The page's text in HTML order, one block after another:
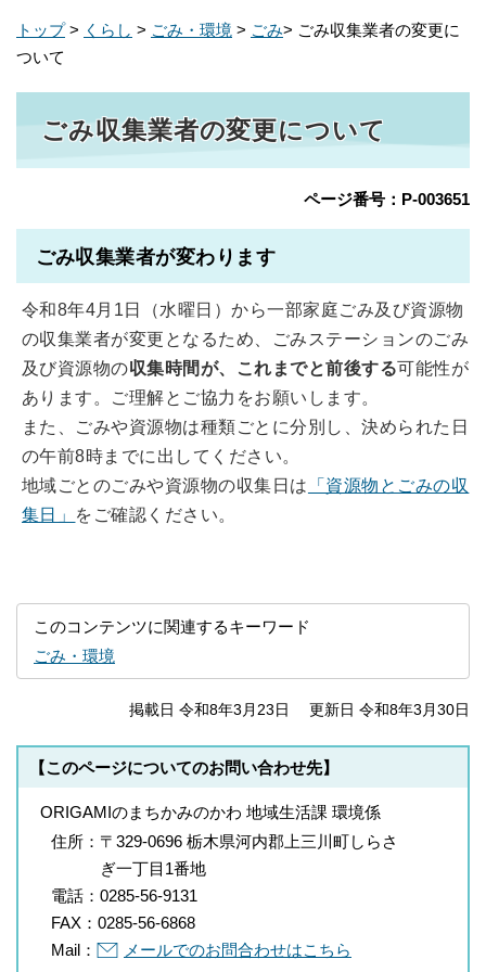
トップ> くらし > ごみ・環境 > ごみ> ごみ収集業者の変更に
ついて
ごみ収集業者の変更について
ページ番号：P-003651
ごみ収集業者が変わります
令和8年4月1日（水曜日）から一部家庭ごみ及び資源物
の収集業者が変更となるため、ごみステーションのごみ
及び資源物の収集時間が、これまでと前後する可能性が
あります。ご理解とご協力をお願いします。
また、ごみや資源物は種類ごとに分別し、決められた日
の午前8時までに出してください。
地域ごとのごみや資源物の収集日は
「資源物とごみの収
集日」 をご確認ください。
このコンテンツに関連するキーワード
ごみ・環境
掲載日 令和8年3月23日 更新日 令和8年3月30日
【このページについてのお問い合わせ先】
ORIGAMIのまちかみのかわ 地域生活課 環境係
住所： 〒329-0696 栃木県河内郡上三川町しらさ
ぎ一丁目1番地
電話： 0285-56-9131
FAX： 0285-56-6868
Mail：
メールでのお問合わせはこちら